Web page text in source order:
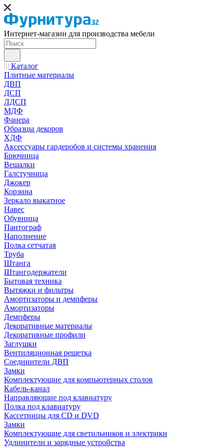
Интернет-магазин для производства мебели
Каталог
Плитные материалы
ДВП
ДСП
ЛДСП
МДФ
Фанера
Образцы декоров
ХДФ
Аксессуары гардеробов и системы хранения
Брючница
Вешалки
Галстучница
Джокер
Корзина
Зеркало выкатное
Навес
Обувница
Пантограф
Наполнение
Полка сетчатая
Труба
Штанга
Штангодержатели
Бытовая техника
Вытяжки и фильтры
Амортизаторы и демпферы
Амортизаторы
Демпферы
Декоративные материалы
Декоративные профили
Заглушки
Вентиляционная решетка
Соединители ДВП
Замки
Комплектующие для компьютерных столов
Кабель-канал
Направляющие под клавиатуру
Полка под клавиатуру
Кассетницы для CD и DVD
Замки
Комплектующие для светильников и электрики
Удлинители и зарядные устройства